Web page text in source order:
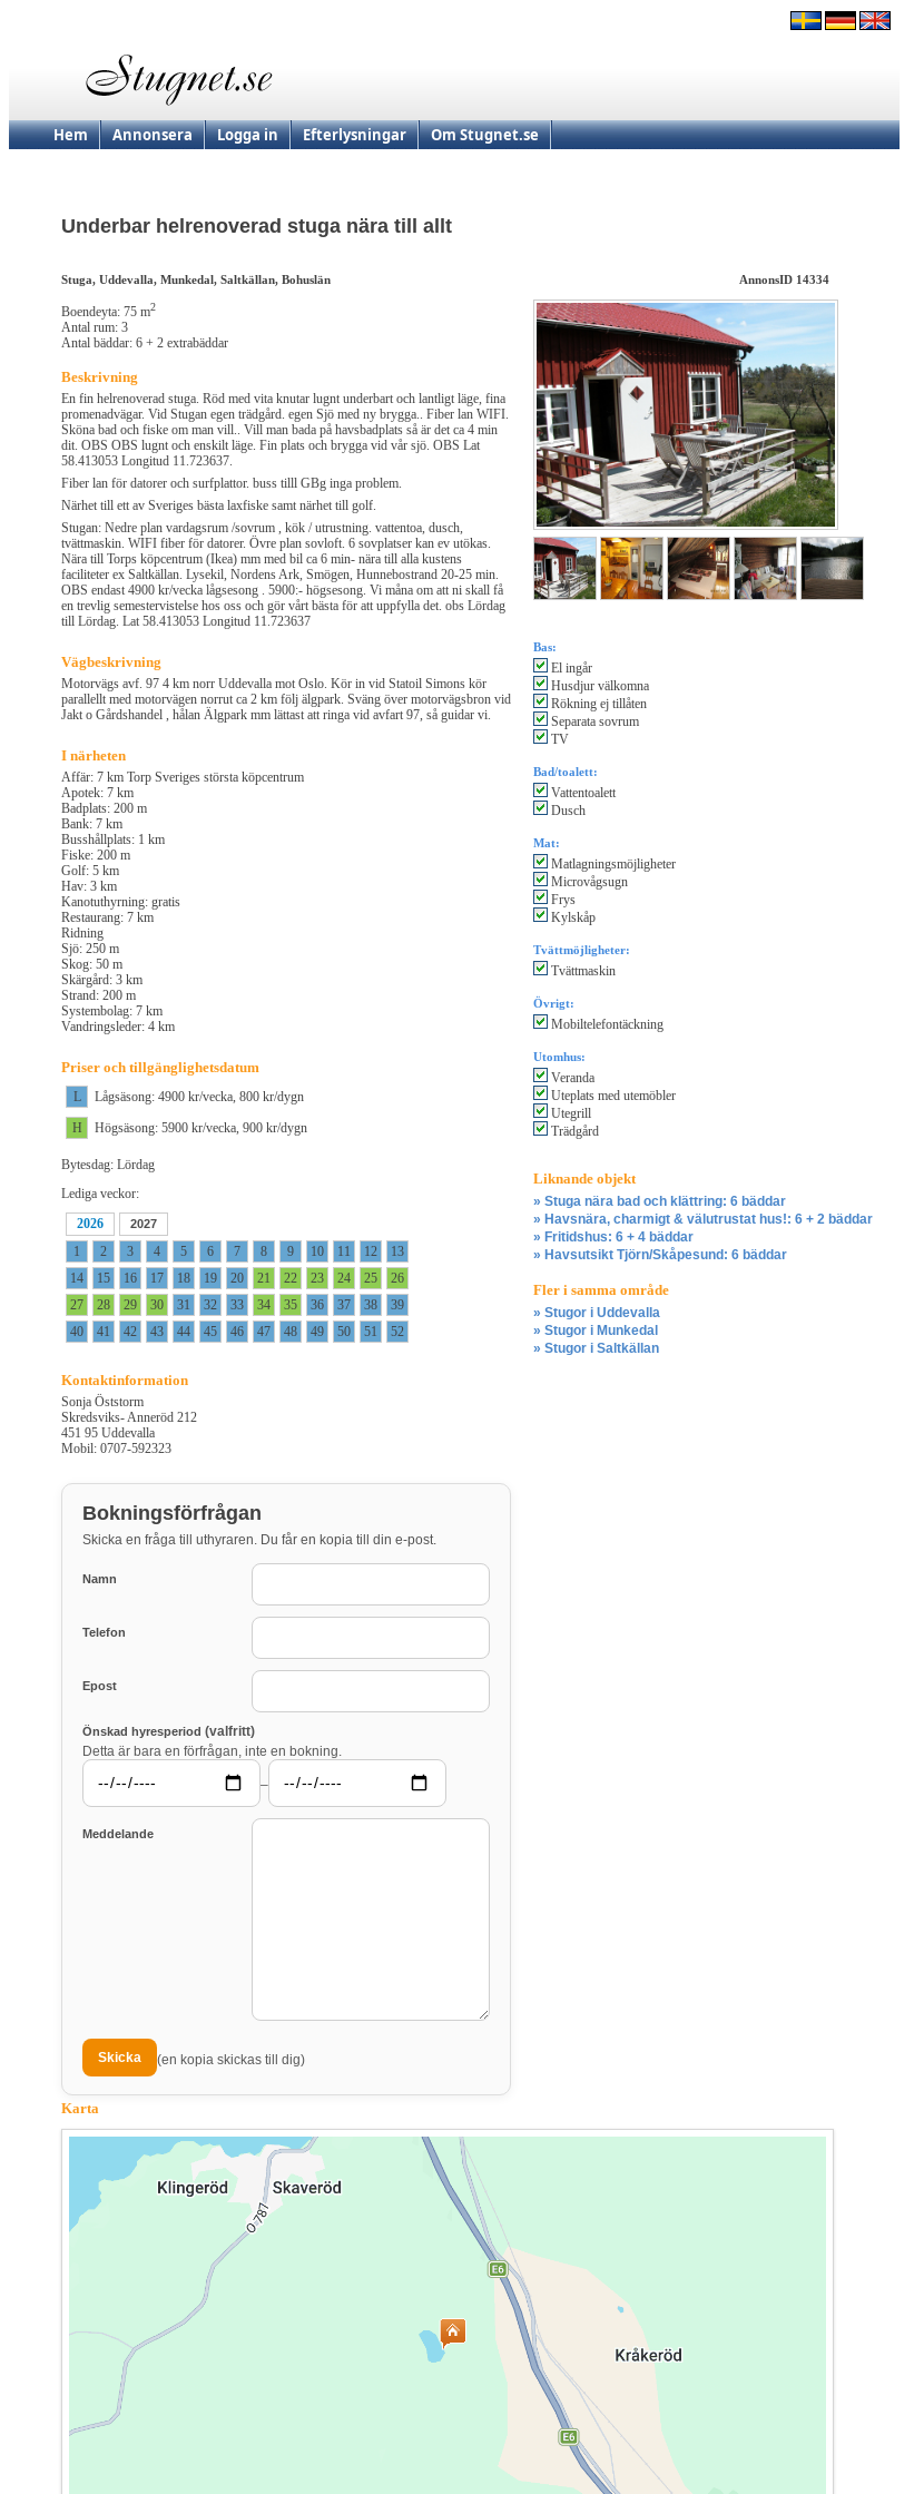
Hem Annonsera Logga in Efterlysningar Om Stugnet.se
Underbar helrenoverad stuga nära till allt
Stuga, Uddevalla, Munkedal, Saltkällan, Bohuslän AnnonsID 14334
Boendeyta: 75 m2
Antal rum: 3
Antal bäddar: 6 + 2 extrabäddar
Beskrivning
En fin helrenoverad stuga. Röd med vita knutar lugnt underbart och lantligt läge, fina
promenadvägar. Vid Stugan egen trädgård. egen Sjö med ny brygga.. Fiber lan WIFI.
Sköna bad och fiske om man vill.. Vill man bada på havsbadplats så är det ca 4 min
dit. OBS OBS lugnt och enskilt läge. Fin plats och brygga vid vår sjö. OBS Lat
58.413053 Longitud 11.723637.
Fiber lan för datorer och surfplattor. buss tilll GBg inga problem.
Närhet till ett av Sveriges bästa laxfiske samt närhet till golf.
Stugan: Nedre plan vardagsrum /sovrum , kök / utrustning. vattentoa, dusch,
tvättmaskin. WIFI fiber för datorer. Övre plan sovloft. 6 sovplatser kan ev utökas.
Nära till Torps köpcentrum (Ikea) mm med bil ca 6 min- nära till alla kustens
faciliteter ex Saltkällan. Lysekil, Nordens Ark, Smögen, Hunnebostrand 20-25 min.
OBS endast 4900 kr/vecka lågsesong . 5900:- högsesong. Vi måna om att ni skall få
en trevlig semestervistelse hos oss och gör vårt bästa för att uppfylla det. obs Lördag
till Lördag. Lat 58.413053 Longitud 11.723637
Vägbeskrivning
Motorvägs avf. 97 4 km norr Uddevalla mot Oslo. Kör in vid Statoil Simons kör
parallellt med motorvägen norrut ca 2 km följ älgpark. Sväng över motorvägsbron vid
Jakt o Gårdshandel , hålan Älgpark mm lättast att ringa vid avfart 97, så guidar vi.
I närheten
Affär: 7 km Torp Sveriges största köpcentrum
Apotek: 7 km
Badplats: 200 m
Bank: 7 km
Busshållplats: 1 km
Fiske: 200 m
Golf: 5 km
Hav: 3 km
Kanotuthyrning: gratis
Restaurang: 7 km
Ridning
Sjö: 250 m
Skog: 50 m
Skärgård: 3 km
Strand: 200 m
Systembolag: 7 km
Vandringsleder: 4 km
Priser och tillgänglighetsdatum
L
Lågsäsong: 4900 kr/vecka, 800 kr/dygn
H
Högsäsong: 5900 kr/vecka, 900 kr/dygn
Bytesdag: Lördag
Lediga veckor:
2026
2027
1 2 3 4 5 6 7 8 9 10 11 12
13
14
15 16 17 18 19 20 21 22 23 24 25
26
27
28 29 30 31 32 33 34 35 36 37 38
39
40
41 42 43 44 45 46 47 48 49 50 51 52
Kontaktinformation
Sonja Öststorm
Skredsviks- Anneröd 212
451 95 Uddevalla
Mobil: 0707-592323
Bokningsförfrågan
Skicka en fråga till uthyraren. Du får en kopia till din e-post.
Namn
Telefon
Epost
Önskad hyresperiod (valfritt)
Detta är bara en förfrågan, inte en bokning.
–
Meddelande
(en kopia skickas till dig)
Bas:
El ingår
Husdjur välkomna
Rökning ej tillåten
Separata sovrum
TV
Bad/toalett:
Vattentoalett
Dusch
Mat:
Matlagningsmöjligheter
Microvågsugn
Frys
Kylskåp
Tvättmöjligheter:
Tvättmaskin
Övrigt:
Mobiltelefontäckning
Utomhus:
Veranda
Uteplats med utemöbler
Utegrill
Trädgård
Liknande objekt
» Stuga nära bad och klättring: 6 bäddar
» Havsnära, charmigt & välutrustat hus!: 6 + 2 bäddar
» Fritidshus: 6 + 4 bäddar
» Havsutsikt Tjörn/Skåpesund: 6 bäddar
Fler i samma område
» Stugor i Uddevalla
» Stugor i Munkedal
» Stugor i Saltkällan
Karta